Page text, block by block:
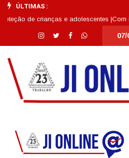
ÚLTIMAS :
de crianças e adolescentes |Com
07/